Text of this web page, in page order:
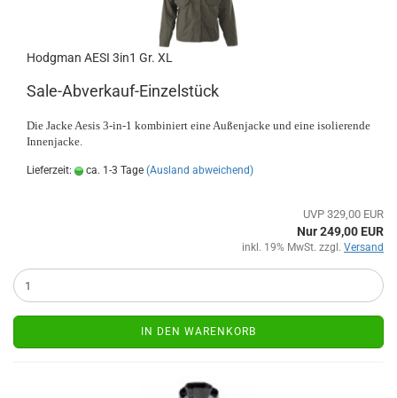
Hodgman AESI 3in1 Gr. XL
Sale-Abverkauf-Einzelstück
Die Jacke Aesis 3-in-1 kombiniert eine Außenjacke und eine isolierende
Innenjacke.
Lieferzeit: ca. 1-3 Tage (Ausland abweichend)
UVP 329,00 EUR
Nur 249,00 EUR
inkl. 19% MwSt. zzgl. Versand
IN DEN WARENKORB